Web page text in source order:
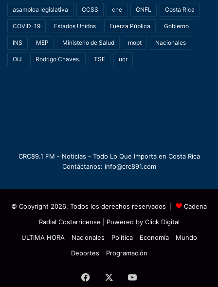
asamblea legislativa CCSS cne CNFL Costa Rica
COVID-19 Estados Unidos Fuerza Pública Gobierno
INS MEP Ministerio de Salud mopt Nacionales
OIJ Rodrigo Chaves. TSE ucr
CRC89.1 FM - Noticias - Todo Lo Que Importa en Costa Rica
Contáctanos: info@crc891.com
© Copyright 2026, Todos los derechos reservados |
Cadena
Radial Costarricense | Powered by Click Digital
ULTIMA HORA
Nacionales Política Economía
Mundo
Deportes
Programación
Facebook